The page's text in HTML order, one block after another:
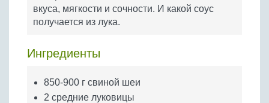
Бобовые
Яйца
вкуса, мягкости и сочности. И какой соус
получается из лука.
Ингредиенты
850-900 г свиной шеи
2 средние луковицы